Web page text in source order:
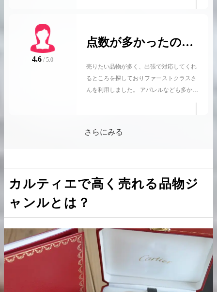
ンなどハイブランドであればほとんどが平
アパレル類はあまり・・・」と謙遜してい
ましたが、スカーフなども納得できる金額
でしたので、また売りたい品物がある際は
4.6 / 5.0
点数が多かったので
売りたい品物が多く、出張で対応してくれ
るところを探しておりファーストクラスさ
んを利用しました。 アパレルなども多かっ
たため、買取店によっては断られるところ
す。」と前置きこそありましたが、ご売却
たほど長くなく、非常に目利きに優れてい
アクセサリーを高く評価していただいたた
め、全て買取してもらいました。 手間もか
からず、まとめて引き取っていただき、手
元に残った金額にも満足しております。
さらにみる
カルティエで高く売れる品物ジ
ャンルとは？